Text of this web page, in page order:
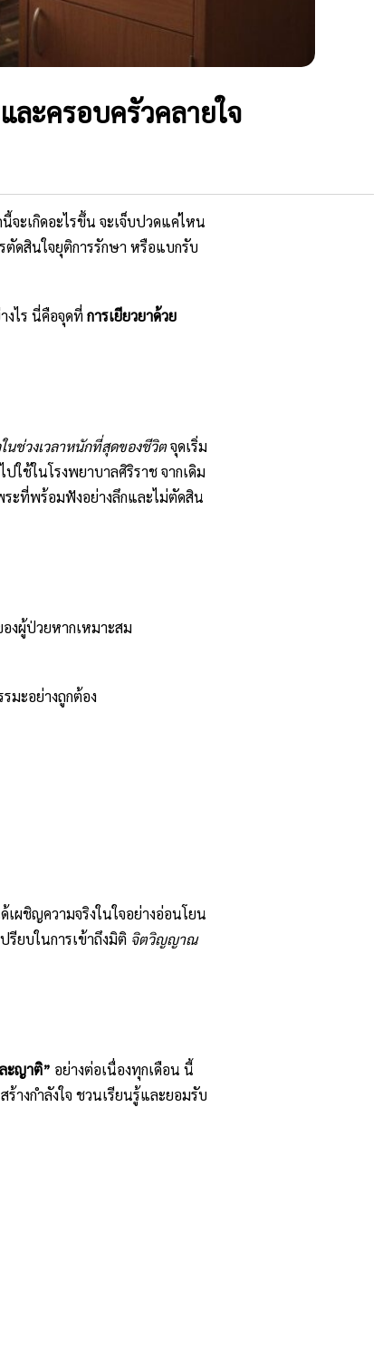
ละครอบครัวคลายใจ
จะเกิดอะไรขึ้น จะเจ็บปวดแค่ไหน
ดสินใจยุติการรักษา หรือแบกรับ
งไร นี่คือจุดที่ การเยียวยาด้วย
นช่วงเวลาหนักที่สุดของชีวิตจุดเริ่ม
ไปใช้ในโรงพยาบาลศิริราช จากเดิม
ระที่พร้อมฟังอย่างลึกและไม่ตัดสิน
งผู้ป่วยหากเหมาะสม
มะอย่างถูกต้อง
เผชิญความจริงในใจอย่างอ่อนโยน
รียบในการเข้าถึงมิติ จิตวิญญาณ
ะญาติ” อย่างต่อเนื่องทุกเดือน นี้
างกำลังใจ ชวนเรียนรู้และยอมรับ